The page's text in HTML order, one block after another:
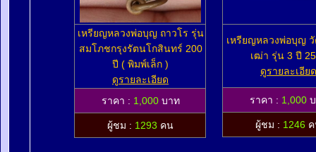
เหรียญหลวงพ่อบุญ ถาวโร รุ่น
สมโภชกรุงรัตนโกสินทร์ 200
ปี ( พิมพ์เล็ก )
ดูรายละเอียด
ราคา : 1,000 บาท
ผู้ชม : 1293 คน
เหรียญหลวงพ่อบุญ
เฒ่า รุ่น 3 ปี
ดูรายละเอียด
ราคา : 1,000
ผู้ชม : 1246